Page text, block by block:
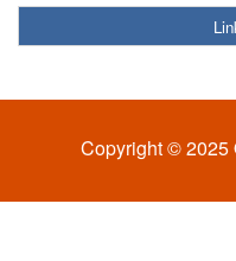
Copyright © 2025